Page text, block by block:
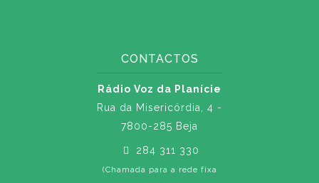
CONTACTOS
Rádio Voz da Planície
Rua da Misericórdia, 4 -
7800-285 Beja
284 311 330
(Chamada para a rede fixa